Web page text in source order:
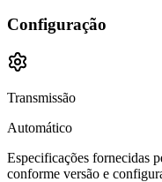
Configuração
Transmissão
Automático
Especificações fornecidas
conforme versão e